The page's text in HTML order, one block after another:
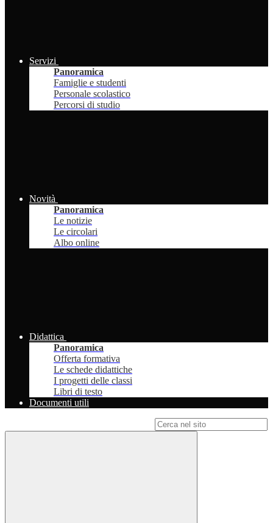
Servizi
Panoramica
Famiglie e studenti
Personale scolastico
Percorsi di studio
Novità
Panoramica
Le notizie
Le circolari
Albo online
Didattica
Panoramica
Offerta formativa
Le schede didattiche
I progetti delle classi
Libri di testo
Documenti utili